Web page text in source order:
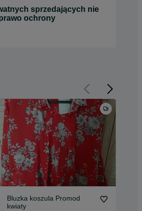
sprzedających nie
ochrony
Bluzka koszula Promod
kwiaty